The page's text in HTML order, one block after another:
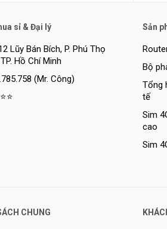
sỉ & Đại lý
Lũy Bán Bích, P. Phú Thọ
Hồ Chí Minh
(Mr. Công)
Sản
Bộ
Tổng
tế
Sim
cao
Sim
CHUNG